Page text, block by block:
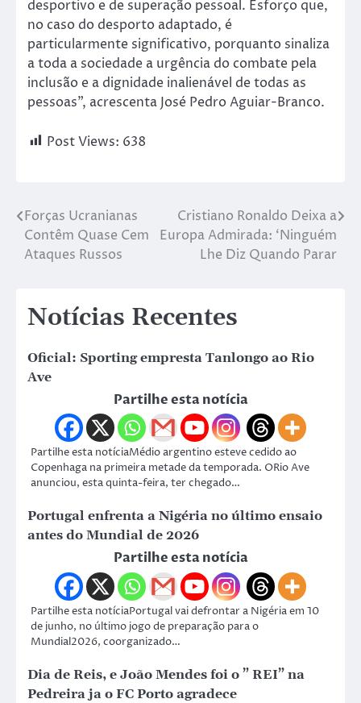
desportivo e de superação pessoal. Esforço que,
no caso do desporto adaptado, é
particularmente significativo, porquanto sinaliza
a toda a sociedade a urgência do combate pela
inclusão e a dignidade inalienável de todas as
pessoas”, acrescenta José Pedro Aguiar-Branco.
Post Views: 638
Forças Ucranianas
Contêm Quase Cem
Ataques Russos
Cristiano Ronaldo Deixa a
Europa Admirada: ‘Ninguém
Lhe Diz Quando Parar
Notícias Recentes
Oficial: Sporting empresta Tanlongo ao Rio
Ave
Partilhe esta notícia
Partilhe esta notíciaMédio argentino esteve cedido ao
Copenhaga na primeira metade da temporada. ORio Ave
anunciou, esta quinta-feira, ter chegado…
Portugal enfrenta a Nigéria no último ensaio
antes do Mundial de 2026
Partilhe esta notícia
Partilhe esta notíciaPortugal vai defrontar a Nigéria em 10
de junho, no último jogo de preparação para o
Mundial2026, coorganizado…
Dia de Reis, e João Mendes foi o ” REI” na
Pedreira ja o FC Porto agradece